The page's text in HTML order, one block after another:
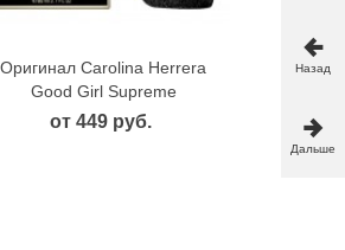
Быстрый просмотр
Оригинал Carolina Herrera
Good Girl Supreme
от 449 руб.
Назад
Дальше